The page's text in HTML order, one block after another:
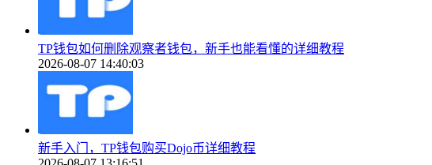
TP钱包如何删除观察者钱包，新手也能看懂的详细教程
2026-08-07 14:40:03
新手入门，TP钱包购买Dojo币详细教程